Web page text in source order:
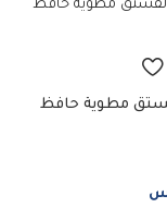
مطوية حافظ